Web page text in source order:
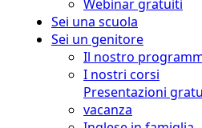
Webinar gratuiti
Sei una scuola
Sei un genitore
Il nostro
I nostri corsi
Presentazioni
vacanza